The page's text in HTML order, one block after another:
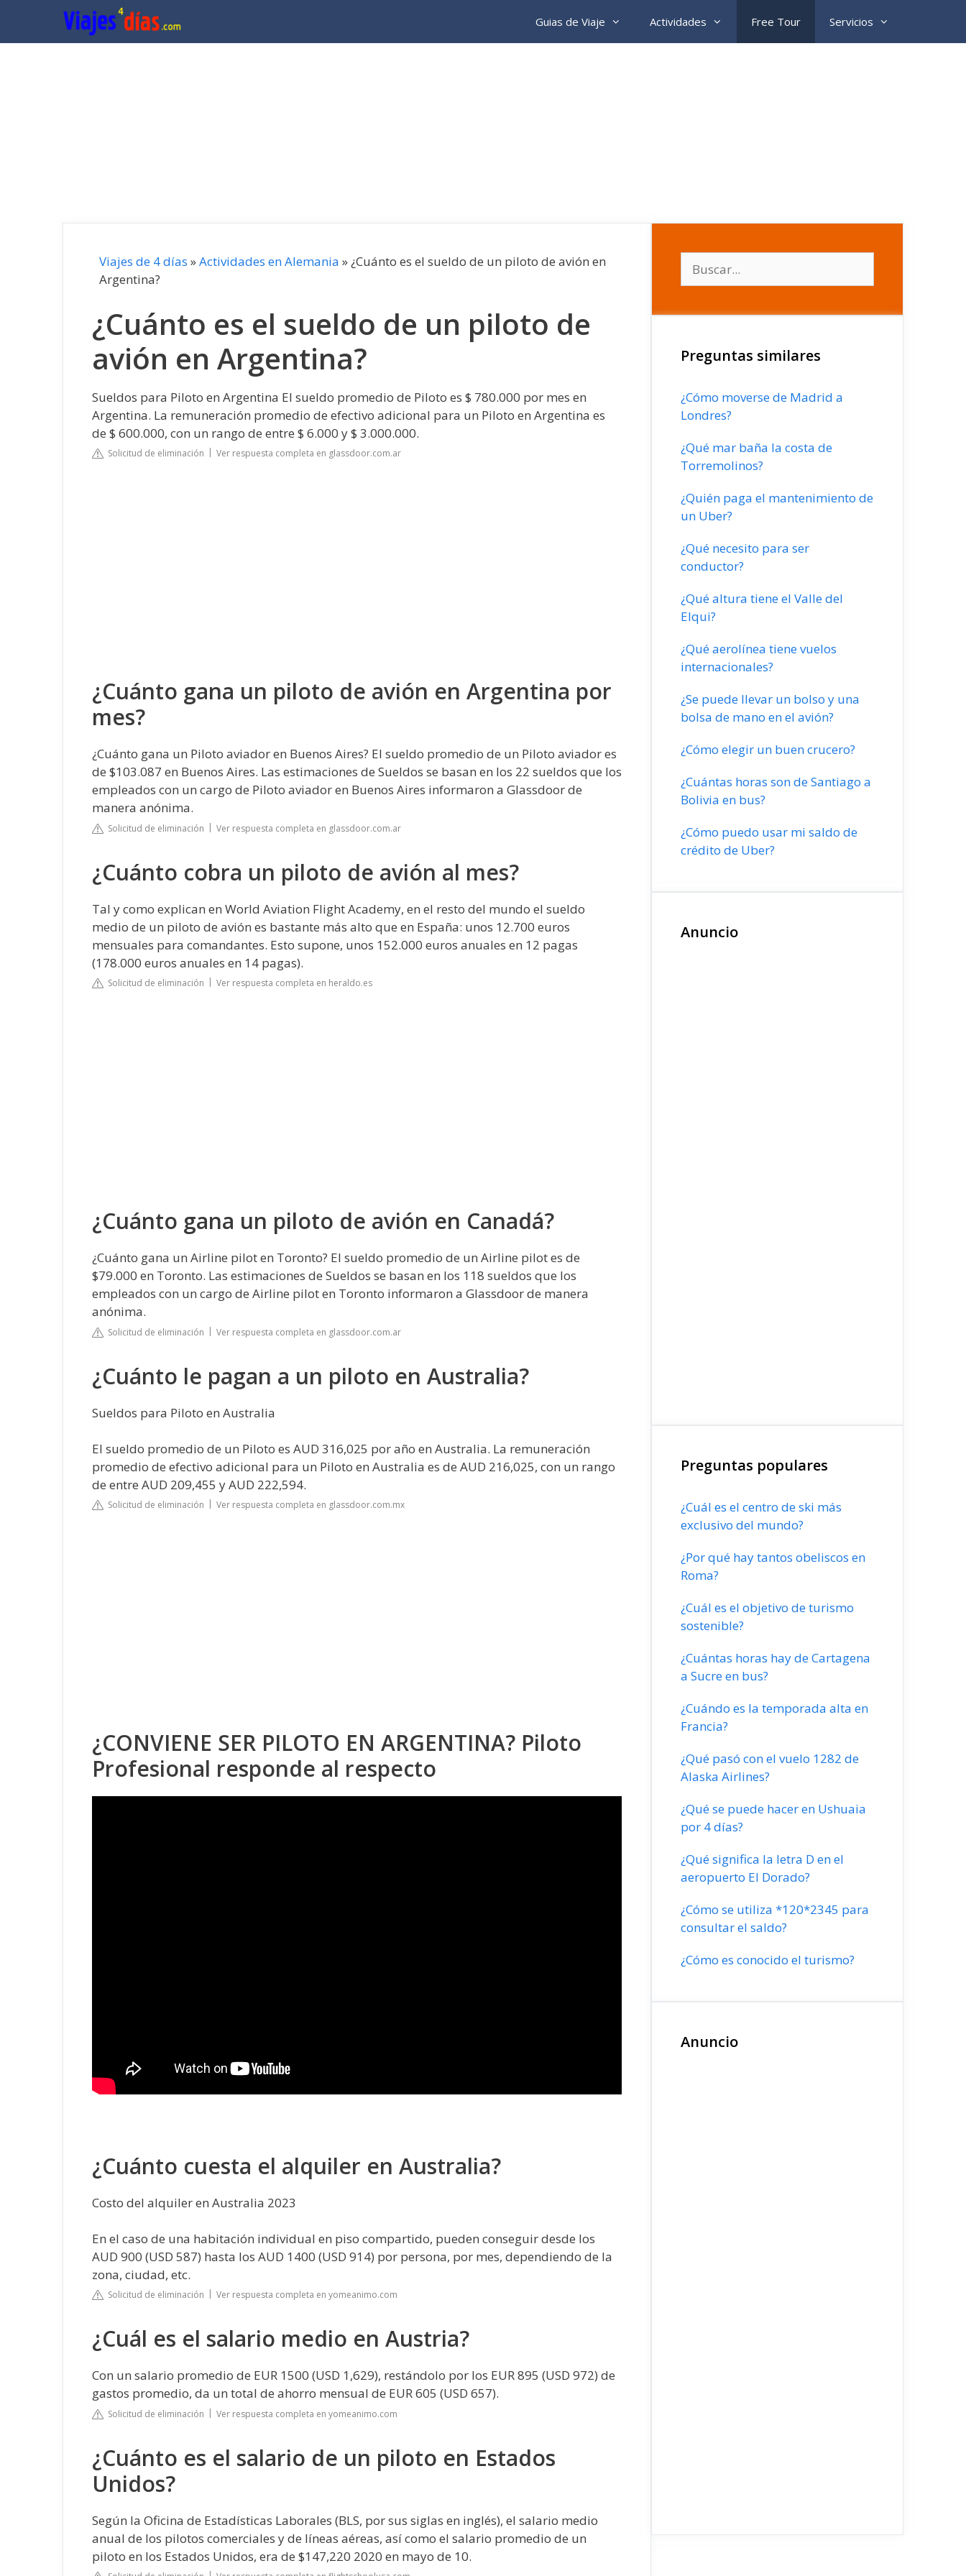
contenido
Guias de Viaje Actividades Free Tour Servicios
Viajes de 4 días »Actividades en Alemania »¿Cuánto es el sueldo de un piloto de avión en
Argentina?
¿Cuánto es el sueldo de un piloto de
avión en Argentina?
Sueldos para Piloto en Argentina El sueldo promedio de Piloto es $ 780.000 por mes en
Argentina. La remuneración promedio de efectivo adicional para un Piloto en Argentina es
de $ 600.000, con un rango de entre $ 6.000 y $ 3.000.000.
Solicitud de eliminación Ver respuesta completa en glassdoor.com.ar
¿Cuánto gana un piloto de avión en Argentina por
mes?
¿Cuánto gana un Piloto aviador en Buenos Aires? El sueldo promedio de un Piloto aviador es
de $103.087 en Buenos Aires. Las estimaciones de Sueldos se basan en los 22 sueldos que los
empleados con un cargo de Piloto aviador en Buenos Aires informaron a Glassdoor de
manera anónima.
Solicitud de eliminación Ver respuesta completa en glassdoor.com.ar
¿Cuánto cobra un piloto de avión al mes?
Tal y como explican en World Aviation Flight Academy, en el resto del mundo el sueldo
medio de un piloto de avión es bastante más alto que en España: unos 12.700 euros
mensuales para comandantes. Esto supone, unos 152.000 euros anuales en 12 pagas
(178.000 euros anuales en 14 pagas).
Solicitud de eliminación Ver respuesta completa en heraldo.es
¿Cuánto gana un piloto de avión en Canadá?
¿Cuánto gana un Airline pilot en Toronto? El sueldo promedio de un Airline pilot es de
$79.000 en Toronto. Las estimaciones de Sueldos se basan en los 118 sueldos que los
empleados con un cargo de Airline pilot en Toronto informaron a Glassdoor de manera
anónima.
Solicitud de eliminación Ver respuesta completa en glassdoor.com.ar
¿Cuánto le pagan a un piloto en Australia?
Sueldos para Piloto en Australia
El sueldo promedio de un Piloto es AUD 316,025 por año en Australia. La remuneración
promedio de efectivo adicional para un Piloto en Australia es de AUD 216,025, con un rango
de entre AUD 209,455 y AUD 222,594.
Solicitud de eliminación Ver respuesta completa en glassdoor.com.mx
¿CONVIENE SER PILOTO EN ARGENTINA? Piloto
Profesional responde al respecto
¿Cuánto cuesta el alquiler en Australia?
Costo del alquiler en Australia 2023
En el caso de una habitación individual en piso compartido, pueden conseguir desde los
AUD 900 (USD 587) hasta los AUD 1400 (USD 914) por persona, por mes, dependiendo de la
zona, ciudad, etc.
Solicitud de eliminación Ver respuesta completa en yomeanimo.com
¿Cuál es el salario medio en Austria?
Con un salario promedio de EUR 1500 (USD 1,629), restándolo por los EUR 895 (USD 972) de
gastos promedio, da un total de ahorro mensual de EUR 605 (USD 657).
Solicitud de eliminación Ver respuesta completa en yomeanimo.com
¿Cuánto es el salario de un piloto en Estados
Unidos?
Según la Oficina de Estadísticas Laborales (BLS, por sus siglas en inglés), el salario medio
anual de los pilotos comerciales y de líneas aéreas, así como el salario promedio de un
piloto en los Estados Unidos, era de $147,220 2020 en mayo de 10.
Preguntas similares
¿Cómo moverse de Madrid a
Londres?
¿Qué mar baña la costa de
Torremolinos?
¿Quién paga el mantenimiento de
un Uber?
¿Qué necesito para ser
conductor?
¿Qué altura tiene el Valle del
Elqui?
¿Qué aerolínea tiene vuelos
internacionales?
¿Se puede llevar un bolso y una
bolsa de mano en el avión?
¿Cómo elegir un buen crucero?
¿Cuántas horas son de Santiago a
Bolivia en bus?
¿Cómo puedo usar mi saldo de
crédito de Uber?
Anuncio
Preguntas populares
¿Cuál es el centro de ski más
exclusivo del mundo?
¿Por qué hay tantos obeliscos en
Roma?
¿Cuál es el objetivo de turismo
sostenible?
¿Cuántas horas hay de Cartagena
a Sucre en bus?
¿Cuándo es la temporada alta en
Francia?
¿Qué pasó con el vuelo 1282 de
Alaska Airlines?
¿Qué se puede hacer en Ushuaia
por 4 días?
¿Qué significa la letra D en el
aeropuerto El Dorado?
¿Cómo se utiliza *120*2345 para
consultar el saldo?
¿Cómo es conocido el turismo?
Anuncio